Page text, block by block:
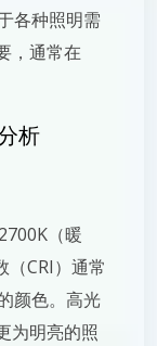
各种照明需
，通常在
析
（暖
（CRI）通常
颜色。高光
为明亮的照